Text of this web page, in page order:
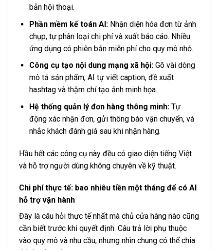
bản hội thoại.
Phần mềm kế toán AI:Nhận diện hóa đơn từ ảnh
chụp, tự phân loại chi phí và xuất báo cáo. Nhiều
ứng dụng có phiên bản miễn phí cho quy mô nhỏ.
Công cụ tạo nội dung mạng xã hội:Gõ vài dòng
mô tả sản phẩm, AI tự viết caption, đề xuất
hashtag và thậm chí tạo ảnh minh họa.
Hệ thống quản lý đơn hàng thông minh:Tự
động xác nhận đơn, gửi thông báo vận chuyển, và
nhắc khách đánh giá sau khi nhận hàng.
Hầu hết các công cụ này đều có giao diện tiếng Việt
và hỗ trợ người dùng không chuyên về kỹ thuật.
Chi phí thực tế: bao nhiêu tiền một tháng để có AI
hỗ trợ vận hành
Đây là câu hỏi thực tế nhất mà chủ cửa hàng nào cũng
cần biết trước khi quyết định. Câu trả lời phụ thuộc
vào quy mô và nhu cầu, nhưng nhìn chung có thể chia